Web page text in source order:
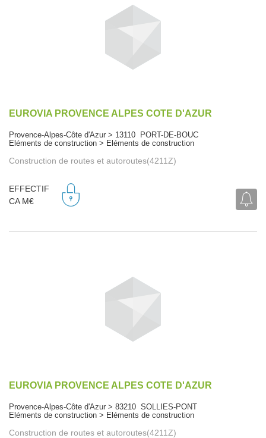
EUROVIA PROVENCE ALPES COTE D'AZUR
Provence-Alpes-Côte d'Azur > 13110 PORT-DE-BOUC
Eléments de construction > Eléments de construction
Construction de routes et autoroutes(4211Z)
EFFECTIF
CA M€
EUROVIA PROVENCE ALPES COTE D'AZUR
Provence-Alpes-Côte d'Azur > 83210 SOLLIES-PONT
Eléments de construction > Eléments de construction
Construction de routes et autoroutes(4211Z)